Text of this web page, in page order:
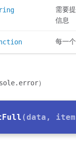
需要
信息
每一
）
(data,